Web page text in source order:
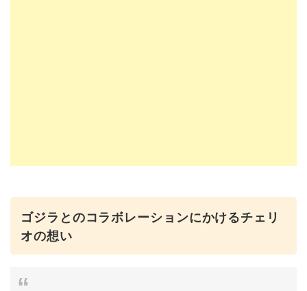
ゴジラとのコラボレーションにかけるチェリ
オの想い